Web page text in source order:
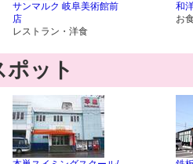
サンマルク 岐阜美術館前
店
レストラン・洋食
和
お
ポット